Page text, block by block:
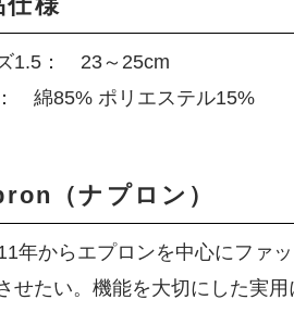
1.5： 23～25cm
綿85% ポリエステル15%
（ナプロン）
年からエプロンを中心にファ
せたい。機能を大切にした実